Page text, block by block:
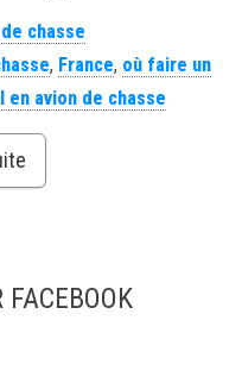
chasse
, France, où faire un
en avion de chasse
FACEBOOK